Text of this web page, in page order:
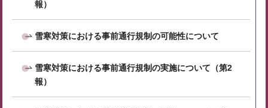
報）
雪寒対策における事前通行規制の可能性について
雪寒対策における事前通行規制の実施について（第2
報）